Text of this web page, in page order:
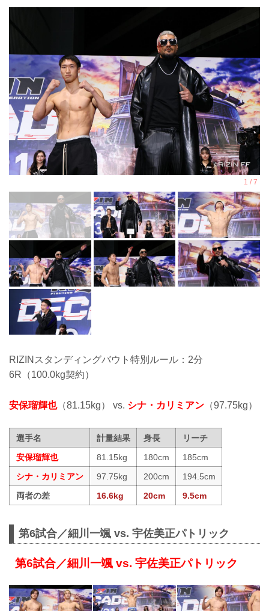
RIZINスタンディングバウト特別ルール：2分
6R（100.0kg契約）
安保瑠輝也（81.15kg） vs. シナ・カリミアン （97.75kg）
選手名 計量結果 身長
リーチ
安保瑠輝也
81.15kg 180cm
185cm
シナ・カリミアン
97.75kg 200cm
194.5cm
両者の差
16.6kg 20cm 9.5cm
第6試合／細川一颯 vs. 宇佐美正パトリック
第6試合／細川一颯 vs. 宇佐美正パトリック